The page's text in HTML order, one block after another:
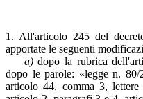
1. All'articolo 245 del
apportate le seguenti
a)dopo la rubrica
dopo le parole: «legge n. 80/
articolo 44, comma 3,